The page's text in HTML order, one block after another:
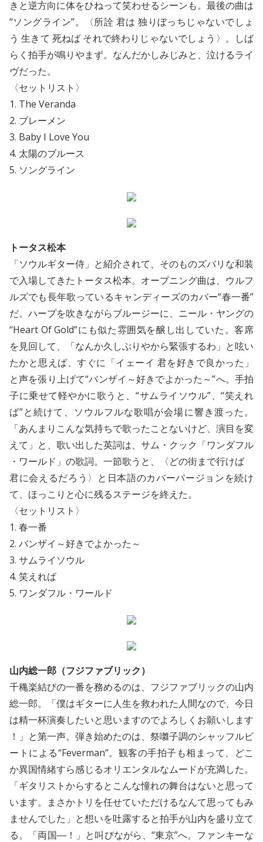
きと逆方向に体をひねって笑わせるシーンも。最後の曲は
“ソングライン”。〈所詮 君は 独りぼっちじゃないでしょ
う 生きて 死ねば それで終わりじゃないでしょう〉。しば
らく拍手が鳴りやまず。なんだかしみじみと、泣けるライ
ヴだった。
〈セットリスト〉
1. The Veranda
2. ブレーメン
3. Baby I Love You
4. 太陽のブルース
5. ソングライン
トータス松本
「ソウルギター侍」と紹介されて、そのものズバリな和装
で入場してきたトータス松本。オープニング曲は、ウルフ
ルズでも長年歌っているキャンディーズのカバー“春一番”
だ。ハープを吹きながらブルージーに、ニール・ヤングの
“Heart Of Gold”にも似た雰囲気を醸し出していた。客席
を見回して、「なんか久しぶりやから緊張するわ」と呟い
たかと思えば、すぐに「イェーイ 君を好きで良かった」
と声を張り上げて“バンザイ～好きでよかった～”へ。手拍
子に乗せて軽やかに歌うと、“サムライソウル”、“笑えれ
ば”と続けて、ソウルフルな歌唱が会場に響き渡った。
「あんまりこんな気持ちで歌ったことないけど、演目を変
えて」と、歌い出した英詞は、サム・クック「ワンダフル
・ワールド」の歌詞。一節歌うと、〈どの街まで行けば
君に会えるだろう〉と日本語のカバーバージョンを続け
て、ほっこりと心に残るステージを終えた。
〈セットリスト〉
1. 春一番
2. バンザイ～好きでよかった～
3. サムライソウル
4. 笑えれば
5. ワンダフル・ワールド
山内総一郎（フジファブリック）
千穐楽結びの一番を務めるのは、フジファブリックの山内
総一郎。「僕はギターに人生を救われた人間なので、今日
は精一杯演奏したいと思いますのでよろしくお願いします
！」と第一声。弾き始めたのは、祭囃子調のシャッフルビ
ートによる“Feverman”。観客の手拍子も相まって、どこ
か異国情緒すら感じるオリエンタルなムードが充満した。
「ギタリストからするとこんな憧れの舞台はないと思って
います。まさかトリを任せていただけるなんて思ってもみ
ませんでした」と想いを吐露すると拍手が山内を盛り立て
る。「両国―！」と叫びながら、“東京”へ。ファンキーな